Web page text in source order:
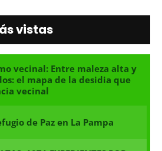
vistas